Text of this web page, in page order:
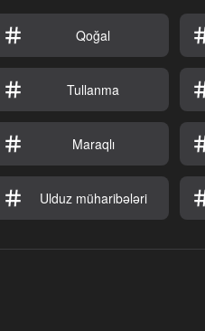
Qoğal
Tullanma
Maraqlı
Ulduz müharibələri